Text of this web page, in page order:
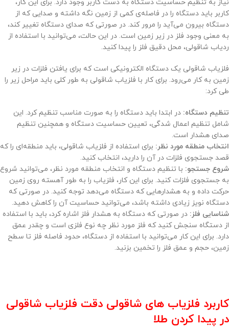
نیاز به تنظیم حساسیت دستگاه به دست کاربر وجود دارد. برای این کار،
کاربر باید دستگاه را در فاصله‌ی کمی از زمین نگه داشته و صدایی که از
دستگاه بیرون می‌آید را مرور کند. در صورتی که صدای دستگاه تغییر کند،
به معنی وجود فلز در زیر زمین است. در این حالت، می‌توانید با استفاده از
ردیاب شاقولی، محل دقیق فلز را پیدا کنید.
فلزیاب شاقولی یک دستگاه الکترونیکی است که برای یافتن فلزات در زیر
زمین به کار می‌رود. برای کار با فلزیاب شاقولی به طور کلی باید مراحل زیر را
طی کرد:
تنظیم دستگاه: در ابتدا باید دستگاه را به صورت مناسب تنظیم کرد. این
شامل تنظیم اعمال شدگی، تعیین حساسیت دستگاه و همچنین تنظیم
صدای هشدار است.
انتخاب منطقه مورد نظر: برای استفاده از فلزیاب شاقولی، باید منطقه‌ای را که
قصد جستجوی فلزات در آن را دارید، انتخاب کنید.
شروع جستجو: با تنظیم دستگاه و انتخاب منطقه مورد نظر، می‌توانید شروع
به جستجوی فلزات کنید. برای این کار، فلزیاب را به طور آهسته روی زمین
حرکت داده و به هشدارهایی که دستگاه می‌دهد توجه کنید. در صورتی که
دستگاه نویز زیادی داشته باشد، می‌توانید حساسیت آن را کاهش دهید.
شناسایی فلز: در صورتی که دستگاه به هشدار فلز اشاره کرد، باید با استفاده
از دستگاه سنجش کنید که فلز مورد نظر چه نوع فلزی است و چقدر عمق
دارد. برای این کار می‌توانید با استفاده از دستگاه، حدود فاصله فلز تا سطح
زمین، حجم و عمق فلز را تخمین بزنید.
کاربرد فلزیاب های شاقولی دقت فلزیاب شاقولی
در پیدا کردن طلا